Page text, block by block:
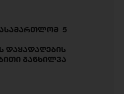
5
დაყადაღების
განხილვა